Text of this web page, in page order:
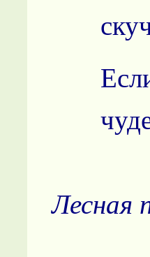
Лесная